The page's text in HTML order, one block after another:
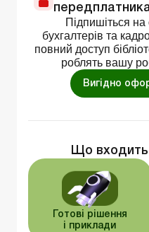
Підпишіться
бухгалтерів та
повний доступ
роблять вашу
Вигідно
Що входить
Готові рішення
і приклади